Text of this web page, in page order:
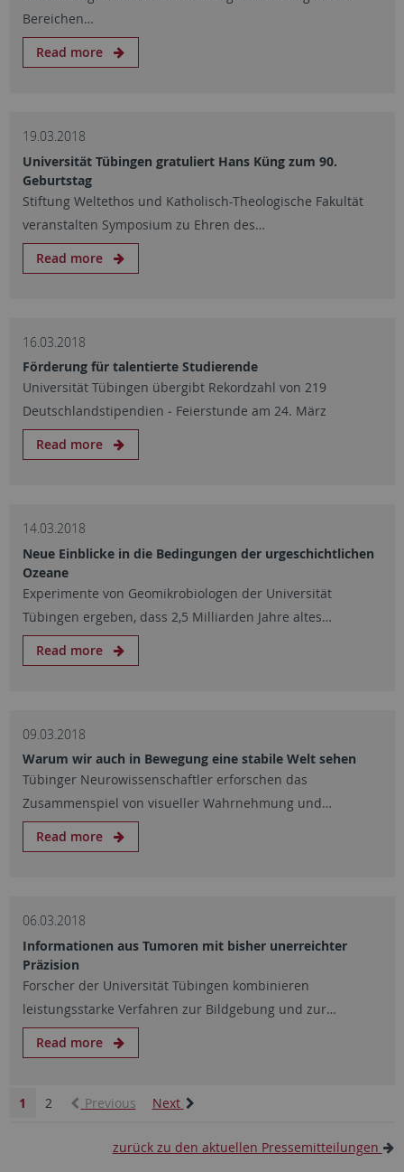
Bereichen…
Read more
19.03.2018
Universität Tübingen gratuliert Hans Küng zum 90.
Geburtstag
Stiftung Weltethos und Katholisch-Theologische Fakultät
veranstalten Symposium zu Ehren des…
Read more
16.03.2018
Förderung für talentierte Studierende
Universität Tübingen übergibt Rekordzahl von 219
Deutschlandstipendien ‒ Feierstunde am 24. März
Read more
14.03.2018
Neue Einblicke in die Bedingungen der urgeschichtlichen
Ozeane
Experimente von Geomikrobiologen der Universität
Tübingen ergeben, dass 2,5 Milliarden Jahre altes…
Read more
09.03.2018
Warum wir auch in Bewegung eine stabile Welt sehen
Tübinger Neurowissenschaftler erforschen das
Zusammenspiel von visueller Wahrnehmung und…
Read more
06.03.2018
Informationen aus Tumoren mit bisher unerreichter
Präzision
Forscher der Universität Tübingen kombinieren
leistungsstarke Verfahren zur Bildgebung und zur…
Read more
Previous
1 2 Next
zurück zu den aktuellen Pressemitteilungen